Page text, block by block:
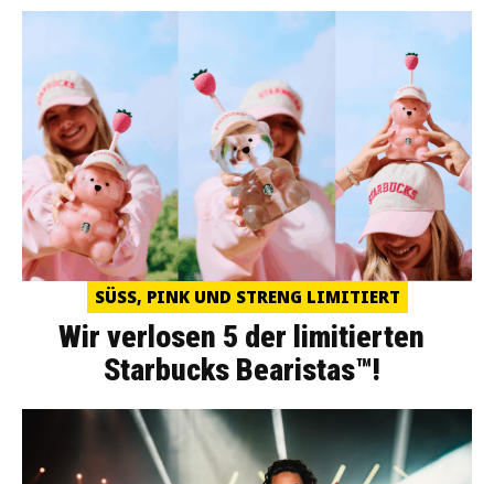
SÜSS, PINK UND STRENG LIMITIERT
Wir verlosen 5 der limitierten
Starbucks Bearistas™!